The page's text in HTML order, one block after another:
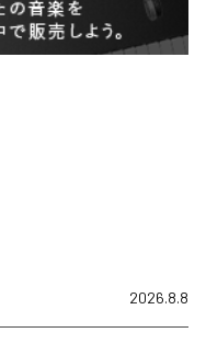
2026.8.8